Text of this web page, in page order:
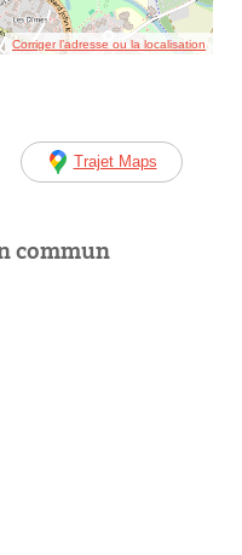
Corriger l’adresse ou la localisation
Trajet Maps
commun